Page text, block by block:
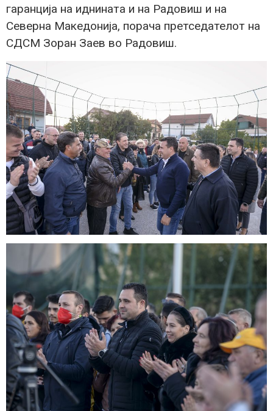
гаранција на иднината и на Радовиш и на
Северна Македонија, порача претседателот на
СДСМ Зоран Заев во Радовиш.